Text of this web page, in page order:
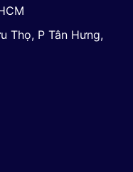
Thọ, P Tân Hưng,